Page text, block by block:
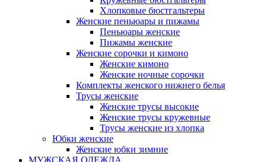
Хлопковые бюстгальтеры
Женские пеньюары и пижамы
Пеньюары женские
Пижамы женские
Женские сорочки и кимоно
Женские кимоно
Женские ночные сорочки
Комплекты женского нижнего белья
Трусы женские
Женские трусы высокие
Женские трусы кружевные
Трусы женские из хлопка
Юбки женские
Женские юбки зимние
МУЖСКАЯ ОДЕЖДА